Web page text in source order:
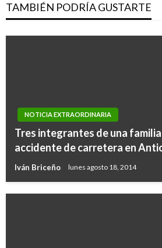
TAMBIÉN PODRÍA GUSTARTE
NOTICIA EXTRAORDINARIA
Tres integrantes de una
accidente de carretera en
Iván Briceño lunes agosto 18, 2014